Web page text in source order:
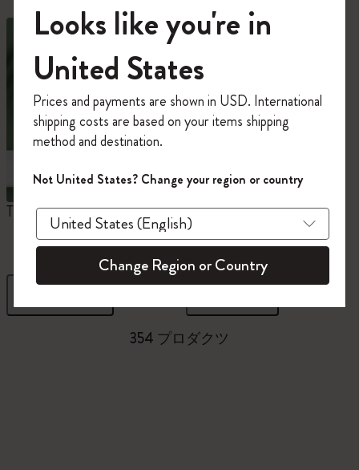
The Original Notebook
ミニノートブックチャー
ム
354 プロダクツ
モレスキンの世界へようこそ
「WELCOME10」を入力すると、初回注
文が10%オフ＋送料無料になります。セ
ール・アウトレット品は適用外。
Moleskineアカウントを作成して限定オフ
ァーや会員特典、さらに多くのインスピ
レーションを手に入れましょう。
今すぐ会員登録 !
Looks like you're in
United States
Prices and payments are shown in USD. International
shipping costs are based on your items shipping
method and destination.
Not United States? Change your region or country
Change Region or Country